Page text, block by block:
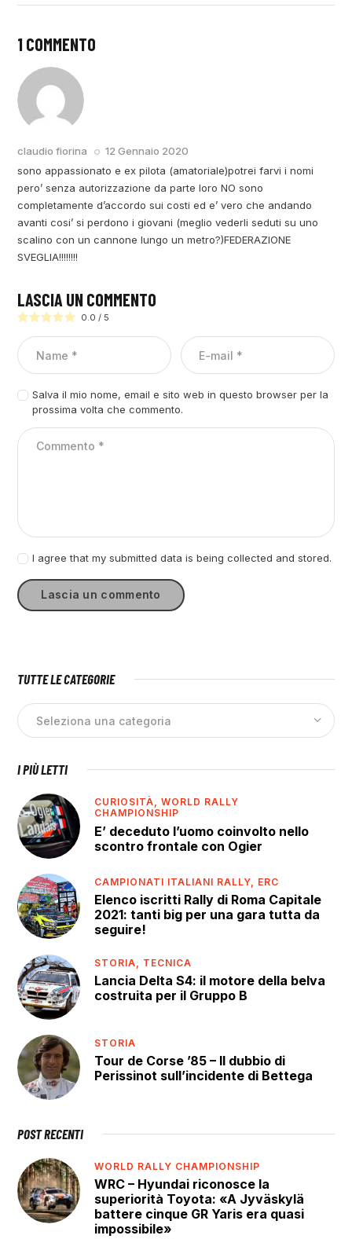
1 COMMENTO
claudio fiorina
12 Gennaio 2020
sono appassionato e ex pilota (amatoriale)potrei farvi i nomi
pero’ senza autorizzazione da parte loro NO sono
completamente d’accordo sui costi ed e’ vero che andando
avanti cosi’ si perdono i giovani (meglio vederli seduti su uno
scalino con un cannone lungo un metro?)FEDERAZIONE
SVEGLIA!!!!!!!!
LASCIA UN COMMENTO
0.0 / 5
Salva il mio nome, email e sito web in questo browser per la
prossima volta che commento.
I agree that my submitted data is being collected and stored.
TUTTE LE CATEGORIE
I PIÙ LETTI
CURIOSITÀ,WORLD RALLY
CHAMPIONSHIP
E’ deceduto l’uomo coinvolto nello
scontro frontale con Ogier
CAMPIONATI ITALIANI RALLY, ERC
Elenco iscritti Rally di Roma Capitale
2021: tanti big per una gara tutta da
seguire!
STORIA, TECNICA
Lancia Delta S4: il motore della belva
costruita per il Gruppo B
STORIA
Tour de Corse ’85 – Il dubbio di
Perissinot sull’incidente di Bettega
POST RECENTI
WORLD RALLY CHAMPIONSHIP
WRC – Hyundai riconosce la
superiorità Toyota: «A Jyväskylä
battere cinque GR Yaris era quasi
impossibile»